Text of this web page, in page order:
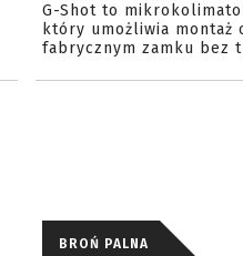
G-Shot to
który umożliwia montaż
fabrycznym zamku bez
BROŃ PALNA